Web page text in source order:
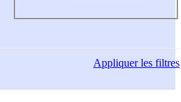
Appliquerles filtres